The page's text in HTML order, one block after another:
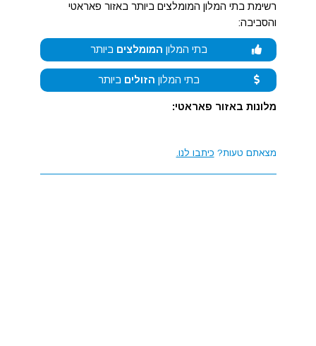
רשימת בתי המלון המומלצים ביותר באזור פאראטי
והסביבה:
בתי המלון המומלצים ביותר
בתי המלון הזולים ביותר
מלונות באזור פאראטי:
מצאתם טעות? כיתבו לנו.